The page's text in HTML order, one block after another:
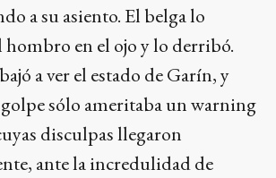
a su asiento. El belga lo
en el ojo y lo derribó.
a ver el estado de Garín, y
sólo ameritaba un warning
disculpas llegaron
ante la incredulidad de